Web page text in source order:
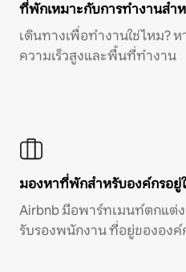
ที่พักเหมาะกับการทำงานสำ
เดินทางเพื่อทำงานใช่ไหม?
ความเร็วสูงและพื้นที่ทำงาน
มองหาที่พักสำหรับองค์กรอยู่
Airbnb มีอพาร์ทเมนท์ตกแต่
รับรองพนักงาน ที่อยู่ขององค์